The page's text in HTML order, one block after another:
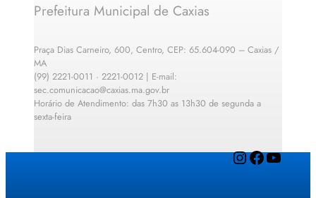
Prefeitura Municipal de Caxias
Praça Dias Carneiro, 600, Centro, CEP: 65.604-090 – Caxias /
MA
(99) 2221-0011 · 2221-0012 | E-mail:
sec.comunicacao@caxias.ma.gov.br
Horário de Atendimento: das 7h30 as 13h30 de segunda a
sexta-feira
InstagramFacebook YouTube